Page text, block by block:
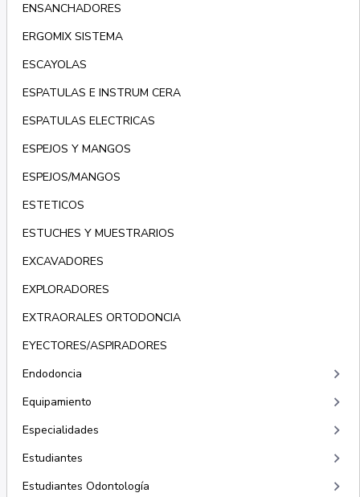
ENSANCHADORES
ERGOMIX SISTEMA
ESCAYOLAS
ESPATULAS E INSTRUM CERA
ESPATULAS ELECTRICAS
ESPEJOS Y MANGOS
ESPEJOS/MANGOS
ESTETICOS
ESTUCHES Y MUESTRARIOS
EXCAVADORES
EXPLORADORES
EXTRAORALES ORTODONCIA
EYECTORES/ASPIRADORES
Endodoncia
keyboard_arrow_right
Equipamiento keyboard_arrow_right
Especialidades keyboard_arrow_right
Estudiantes keyboard_arrow_right
Estudiantes Odontología keyboard_arrow_right